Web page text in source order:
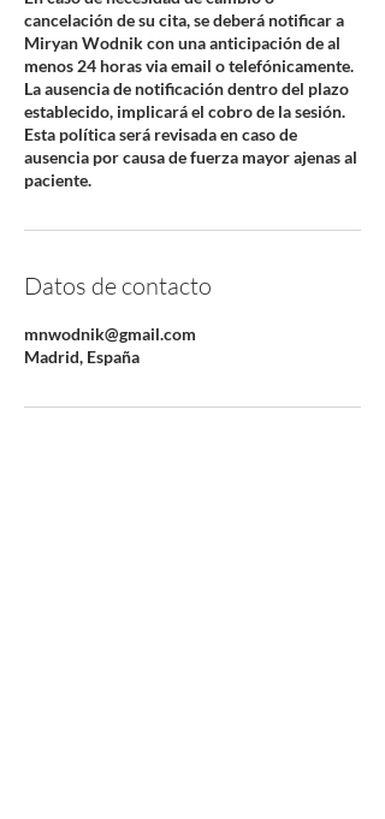
cancelación de su cita, se deberá notificar a
Miryan Wodnik con una anticipación de al
menos 24 horas via email o telefónicamente.
La ausencia de notificación dentro del plazo
establecido, implicará el cobro de la sesión.
Esta política será revisada en caso de
ausencia por causa de fuerza mayor ajenas al
paciente.
Datos de contacto
mnwodnik@gmail.com
Madrid, España